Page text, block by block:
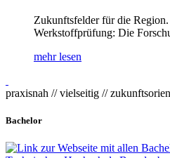
Zukunftsfelder für die
Werkstoffprüfung: Die
mehr lesen
praxisnah // vielseitig //
Bachelor